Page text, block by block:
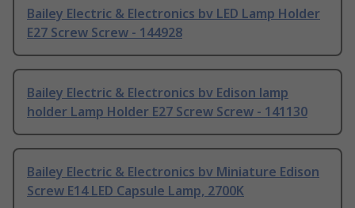
Bailey Electric & Electronics bv LED Lamp Holder
E27 Screw Screw - 144928
Bailey Electric & Electronics bv Edison lamp
holder Lamp Holder E27 Screw Screw - 141130
Bailey Electric & Electronics bv Miniature Edison
Screw E14 LED Capsule Lamp, 2700K